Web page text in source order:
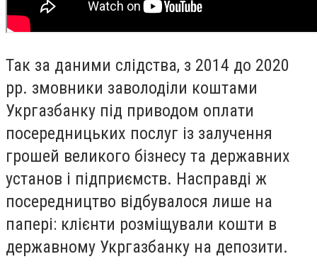
Так за даними слідства, з 2014 до 2020
рр. змовники заволоділи коштами
Укргазбанку під приводом оплати
посередницьких послуг із залучення
грошей великого бізнесу та державних
установ і підприємств. Насправді ж
посередництво відбувалося лише на
папері: клієнти розміщували кошти в
державному Укргазбанку на депозити.